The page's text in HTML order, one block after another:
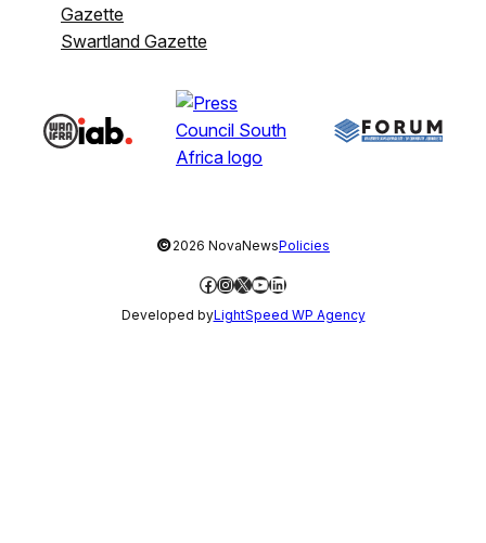
Gazette
Swartland Gazette
©2026 NovaNewsPolicies
Facebook
Instagram
X YouTube
LinkedIn
Developed byLightSpeed WP Agency